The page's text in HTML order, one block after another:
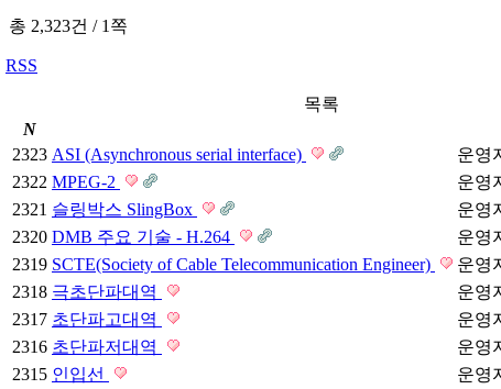
총 2,323건 /1쪽
RSS
목록
N
2323 ASI (Asynchronous serial interface) 운영
2322 MPEG-2 운영
2321 슬링박스 SlingBox 운영
2320 DMB 주요 기술 - H.264 운영
2319 SCTE(Society of Cable Telecommunication Engineer) 운영
2318 극초단파대역 운영
2317 초단파고대역 운영
2316 초단파저대역 운영
2315 인입선 운영